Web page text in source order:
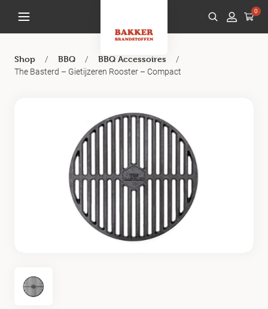
0
Shop / BBQ / BBQ Accessoires
/
The Basterd – Gietijzeren Rooster – Compact